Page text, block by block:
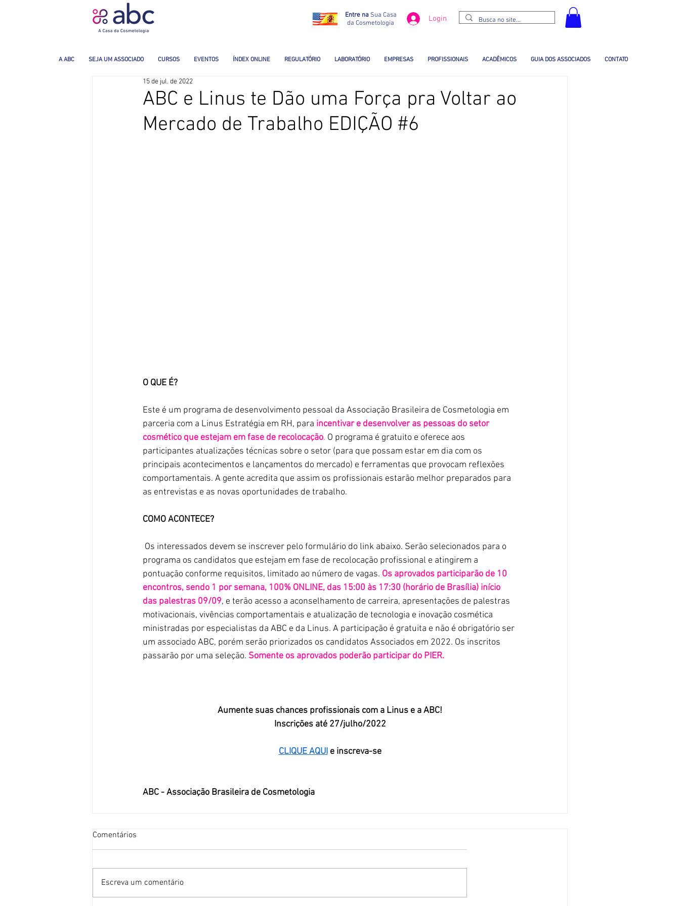
Entre na Sua Casa
da Cosmetologia
Login
A ABC SEJA UM ASSOCIADO CURSOS EVENTOS ÍNDEX ONLINE REGULATÓRIO LABORATÓRIO EMPRESAS PROFISSIONAIS ACADÊMICOS GUIA DOS ASSOCIADOS CONTATO
ABC e Linus te Dão uma Força pra Voltar ao
Mercado de Trabalho EDIÇÃO #6
15 de jul. de 2022
O QUE É?
Este é um programa de desenvolvimento pessoal da Associação Brasileira de Cosmetologia em
parceria com a Linus Estratégia em RH, para incentivar e desenvolver as pessoas do setor
cosmético que estejam em fase de recolocação. O programa é gratuito e oferece aos
participantes atualizações técnicas sobre o setor (para que possam estar em dia com os
principais acontecimentos e lançamentos do mercado) e ferramentas que provocam reflexões
comportamentais. A gente acredita que assim os profissionais estarão melhor preparados para
as entrevistas e as novas oportunidades de trabalho.
COMO ACONTECE?
programa os candidatos que estejam em fase de recolocação profissional e atingirem a
pontuação conforme requisitos, limitado ao número de vagas. Os aprovados participarão de 10
encontros, sendo 1 por semana, 100% ONLINE, das 15:00 às 17:30 (horário de Brasília) início
das palestras 09/09, e terão acesso a aconselhamento de carreira, apresentações de palestras
motivacionais, vivências comportamentais e atualização de tecnologia e inovação cosmética
ministradas por especialistas da ABC e da Linus. A participação é gratuita e não é obrigatório ser
um associado ABC, porém serão priorizados os candidatos Associados em 2022. Os inscritos
passarão por uma seleção. Somente os aprovados poderão participar do PIER.
Aumente suas chances profissionais com a Linus e a ABC!
Inscrições até 27/julho/2022
CLIQUE AQUI e inscreva-se
ABC - Associação Brasileira de Cosmetologia
Comentários
Escreva um comentário